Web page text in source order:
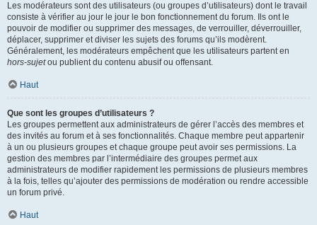
Les modérateurs sont des utilisateurs (ou groupes d’utilisateurs) dont le travail
consiste à vérifier au jour le jour le bon fonctionnement du forum. Ils ont le
pouvoir de modifier ou supprimer des messages, de verrouiller, déverrouiller,
déplacer, supprimer et diviser les sujets des forums qu’ils modèrent.
Généralement, les modérateurs empêchent que les utilisateurs partent en
hors-sujetou publient du contenu abusif ou offensant.
Haut
Que sont les groupes d’utilisateurs ?
Les groupes permettent aux administrateurs de gérer l’accès des membres et
des invités au forum et à ses fonctionnalités. Chaque membre peut appartenir
à un ou plusieurs groupes et chaque groupe peut avoir ses permissions. La
gestion des membres par l’intermédiaire des groupes permet aux
administrateurs de modifier rapidement les permissions de plusieurs membres
à la fois, telles qu’ajouter des permissions de modération ou rendre accessible
un forum privé.
Haut